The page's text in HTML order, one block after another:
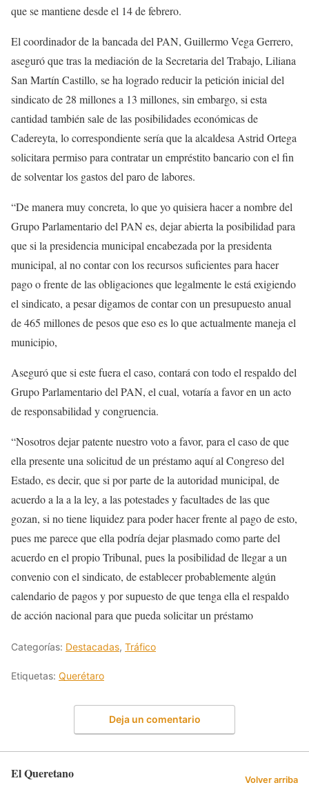
que se mantiene desde el 14 de febrero.
El coordinador de la bancada del PAN, Guillermo Vega Gerrero,
aseguró que tras la mediación de la Secretaria del Trabajo, Liliana
San Martín Castillo, se ha logrado reducir la petición inicial del
sindicato de 28 millones a 13 millones, sin embargo, si esta
cantidad también sale de las posibilidades económicas de
Cadereyta, lo correspondiente sería que la alcaldesa Astrid Ortega
solicitara permiso para contratar un empréstito bancario con el fin
de solventar los gastos del paro de labores.
“De manera muy concreta, lo que yo quisiera hacer a nombre del
Grupo Parlamentario del PAN es, dejar abierta la posibilidad para
que si la presidencia municipal encabezada por la presidenta
municipal, al no contar con los recursos suficientes para hacer
pago o frente de las obligaciones que legalmente le está exigiendo
el sindicato, a pesar digamos de contar con un presupuesto anual
de 465 millones de pesos que eso es lo que actualmente maneja el
municipio,
Aseguró que si este fuera el caso, contará con todo el respaldo del
Grupo Parlamentario del PAN, el cual, votaría a favor en un acto
de responsabilidad y congruencia.
“Nosotros dejar patente nuestro voto a favor, para el caso de que
ella presente una solicitud de un préstamo aquí al Congreso del
Estado, es decir, que si por parte de la autoridad municipal, de
acuerdo a la a la ley, a las potestades y facultades de las que
gozan, si no tiene liquidez para poder hacer frente al pago de esto,
pues me parece que ella podría dejar plasmado como parte del
acuerdo en el propio Tribunal, pues la posibilidad de llegar a un
convenio con el sindicato, de establecer probablemente algún
calendario de pagos y por supuesto de que tenga ella el respaldo
de acción nacional para que pueda solicitar un préstamo
Categorías: Destacadas, Tráfico
Etiquetas: Querétaro
Deja un comentario
El Queretano Volver arriba